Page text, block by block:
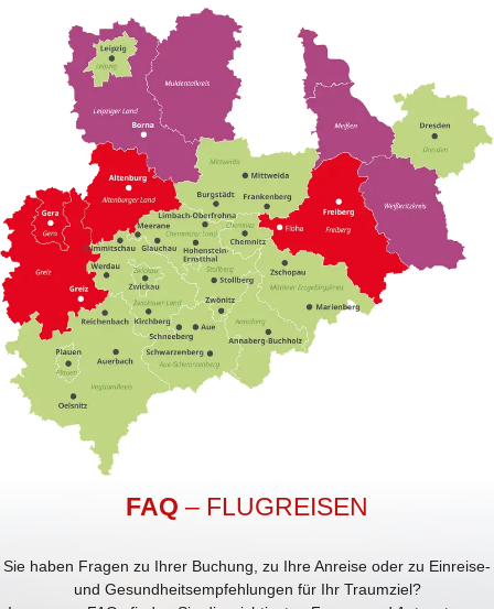
FAQ – FLUGREISEN
Sie haben Fragen zu Ihrer Buchung, zu Ihre Anreise oder zu Einreise-
und Gesundheitsempfehlungen für Ihr Traumziel?